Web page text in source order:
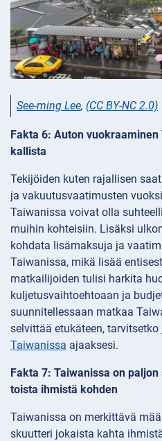
See-ming Lee, (CC BY-NC 2.0)
Fakta 6: Auton
kallista
Tekijöiden kuten rajallisen
ja vakuutusvaatimusten
Taiwanissa voivat olla
muihin kohteisiin. Lisäksi
kohdata lisämaksuja ja
Taiwanissa, mikä lisää
matkailijoiden tulisi harkita
kuljetusvaihtoehtoaan ja
suunnitellessaan matkaa
selvittää etukäteen, tarvitsetko
Taiwanissa ajaaksesi.
Fakta 7: Taiwanissa on
toista ihmistä kohden
Taiwanissa on merkittävä
skuutteri jokaista kahta